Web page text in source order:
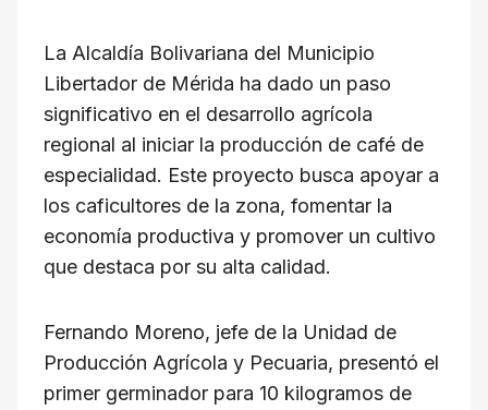
p o
k
k
La Alcaldía Bolivariana del Municipio
Libertador de Mérida ha dado un paso
significativo en el desarrollo agrícola
regional al iniciar la producción de café de
especialidad. Este proyecto busca apoyar a
los caficultores de la zona, fomentar la
economía productiva y promover un cultivo
que destaca por su alta calidad.
Fernando Moreno, jefe de la Unidad de
Producción Agrícola y Pecuaria, presentó el
primer germinador para 10 kilogramos de